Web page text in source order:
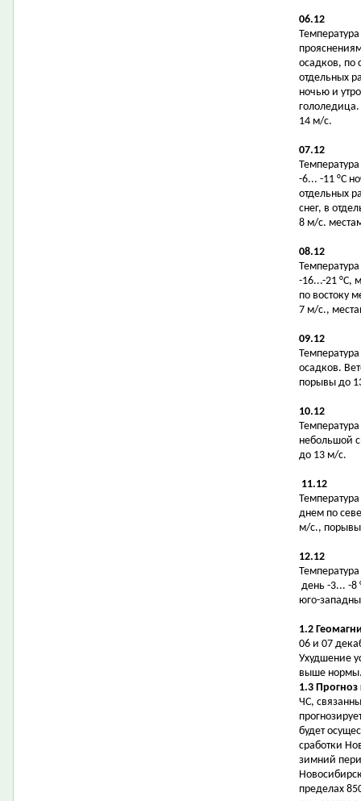
06.12
осадков, по
отдельных
ночью и
14 м/с.
07.12
-6... -11 °С
отдельных
снег, в
8 м/с.
08.12
-16...-21 °С,
по востоку
7 м/с.,
09.12
осадков.
порывы до
10.12
небольшой
до 13 м/с.
11.12
днем по
м/с.,
12.12
день -3... -8
юго-
1.2
06 и 07
Ухудшение
выше
1.3 Прогноз
ЧС,
будет
сработки
зимний
пределах